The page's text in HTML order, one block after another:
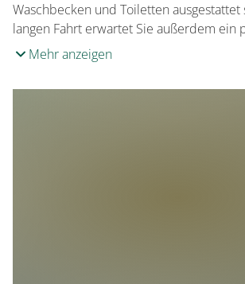
Waschbecken und Toiletten
langen Fahrt erwartet Sie außerdem ein
Mehr anzeigen